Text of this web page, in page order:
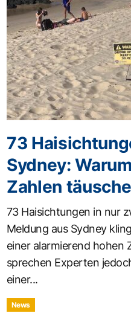
73
Sydney:
Zahlen
73 Haisichtungen in nur
Meldung aus Sydney
einer alarmierend hohen
sprechen Experten
einer...
News